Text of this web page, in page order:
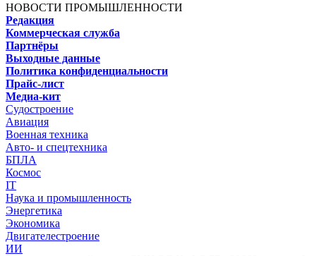
НОВОСТИ ПРОМЫШЛЕННОСТИ
Редакция
Коммерческая служба
Партнёры
Выходные данные
Политика конфиденциальности
Прайс-лист
Медиа-кит
Судостроение
Авиация
Военная техника
Авто- и спецтехника
БПЛА
Космос
IT
Наука и промышленность
Энергетика
Экономика
Двигателестроение
ИИ